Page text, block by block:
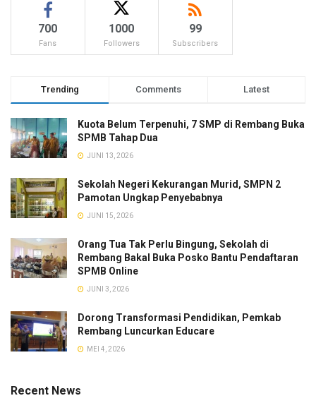
700
Fans
1000
Followers
99
Subscribers
Trending Comments Latest
Kuota Belum Terpenuhi, 7 SMP di Rembang Buka
SPMB Tahap Dua
JUNI 13, 2026
Sekolah Negeri Kekurangan Murid, SMPN 2
Pamotan Ungkap Penyebabnya
JUNI 15, 2026
Orang Tua Tak Perlu Bingung, Sekolah di
Rembang Bakal Buka Posko Bantu Pendaftaran
SPMB Online
JUNI 3, 2026
Dorong Transformasi Pendidikan, Pemkab
Rembang Luncurkan Educare
MEI 4, 2026
Recent News